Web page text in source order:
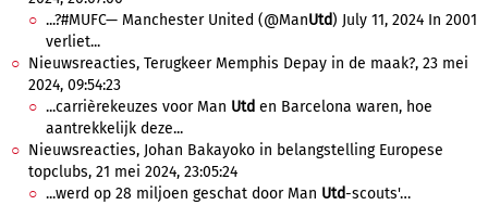
...?#MUFC— Manchester United (@ManUtd) July 11, 2024 In 2001
verliet...
Nieuwsreacties, Terugkeer Memphis Depay in de maak?, 23 mei
2024, 09:54:23
...carrièrekeuzes voor Man Utd en Barcelona waren, hoe
aantrekkelijk deze...
Nieuwsreacties, Johan Bakayoko in belangstelling Europese
topclubs, 21 mei 2024, 23:05:24
...werd op 28 miljoen geschat door Man Utd-scouts'…